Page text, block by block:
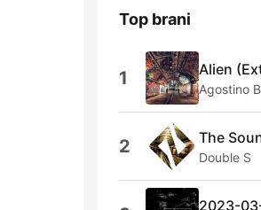
Top brani
1 Alien
Agostino
2 The
Double S
2023-